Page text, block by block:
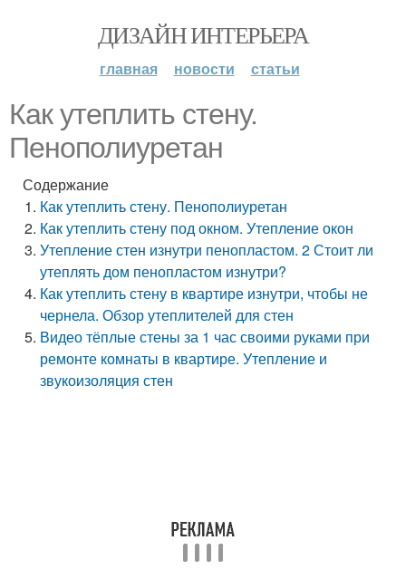
ДИЗАЙН ИНТЕРЬЕРА
главная новости статьи
Как утеплить стену.
Пенополиуретан
Содержание
Как утеплить стену. Пенополиуретан
Как утеплить стену под окном. Утепление окон
Утепление стен изнутри пенопластом. 2 Стоит ли
утеплять дом пенопластом изнутри?
Как утеплить стену в квартире изнутри, чтобы не
чернела. Обзор утеплителей для стен
Видео тёплые стены за 1 час своими руками при
ремонте комнаты в квартире. Утепление и
звукоизоляция стен